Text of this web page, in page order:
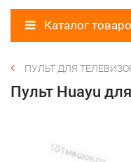
Каталог
ПУЛЬТ ДЛЯ
Пульт Huayu